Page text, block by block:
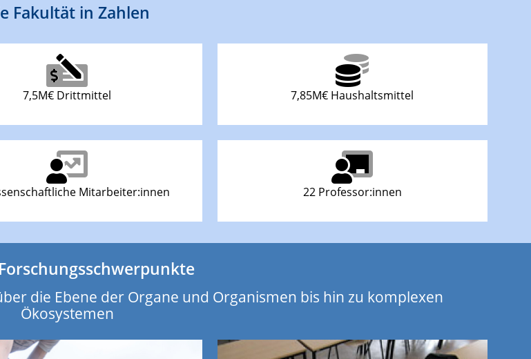
Fakultät in Zahlen
7,5M€ Drittmittel 7,85M€ Haushaltsmittel
Mitarbeiter:innen 22 Professor:innen
die Ebene der Organe und Organismen bis hin zu komplexen
Ökosystemen